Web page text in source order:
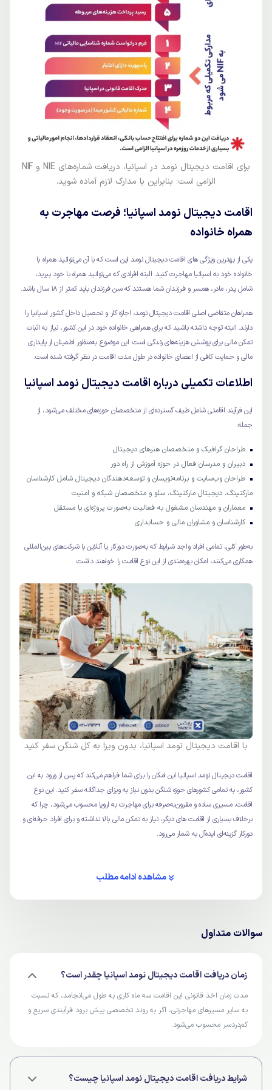
برای اقامت دیجیتال نومد در اسپانیا، دریافت شماره‌های NIE و NIF
الزامی است؛ بنابراین با مدارک لازم آماده شوید.
اقامت دیجیتال نومد اسپانیا؛ فرصت مهاجرت به
همراه خانواده
یکی از بهترین ویژگی های اقامت دیجیتال نومد این است که با آن می‌توانید همراه با
خانواده خود به اسپانیا مهاجرت کنید. البته افرادی که می‌توانید همراه با خود ببرید،
شامل پدر، مادر، همسر و فرزندان شما هستند که سن فرزندان باید کمتر از 18 سال باشد.
همراهان متقاضی اصلی اقامت دیجیتال نومد، اجازه کار و تحصیل داخل کشور اسپانیا را
دارند. البته توجه داشته باشید که برای همراهی خانواده خود در این کشور، نیاز به اثبات
تمکن مالی برای پوشش هزینه‌های زندگی است. این موضوع به‌منظور اطمینان از پایداری
مالی و حمایت کافی از اعضای خانواده در طول مدت اقامت در نظر گرفته شده است.
اطلاعات تکمیلی درباره اقامت دیجیتال نومد اسپانیا
این فرآیند اقامتی شامل طیف گسترده‌ای از متخصصان حوزه‌های مختلف می‌شود، از
جمله:
طراحان گرافیک و متخصصان هنرهای دیجیتال
دبیران و مدرسان فعال در حوزه آموزش از راه دور
طراحان وب‌سایت و برنامه‌نویسان و توسعه‌دهندگان دیجیتال شامل کارشناسان
مارکتینگ، دیجیتال مارکتینگ، سئو و متخصصان شبکه و امنیت
معماران و مهندسان مشغول به فعالیت به‌صورت پروژه‌ای یا مستقل
کارشناسان و مشاوران مالی و حسابداری
به‌طور کلی، تمامی افراد واجد شرایط که به‌صورت دورکار یا آنلاین با شرکت‌های بین‌المللی
همکاری می‌کنند، امکان بهره‌مندی از این نوع اقامت را خواهند داشت.
با اقامت دیجیتال نومد اسپانیا، بدون ویزا به کل شنگن سفر کنید
اقامت دیجیتال نومد اسپانیا این امکان را برای شما فراهم می‌کند که پس از ورود به این
کشور، به تمامی کشورهای حوزه شنگن بدون نیاز به ویزای جداگانه سفر کنید. این نوع
اقامت، مسیری ساده و مقرون‌به‌صرفه برای مهاجرت به اروپا محسوب می‌شود، چرا که
برخلاف بسیاری از اقامت های دیگر، نیاز به تمکن مالی بالا نداشته و برای افراد حرفه‌ای و
دورکار گزینه‌ای ایده‌آل به شمار می‌رود.
مشاهده ادامه مطلب
سوالات متداول
زمان دریافت اقامت دیجیتال نومد اسپانیا چقدر است؟
مدت زمان اخذ قانونی این اقامت سه ماه کاری به طول می‌انجامد، که نسبت
به سایر مسیرهای مهاجرتی، اگر به روند تخصصی پیش برود فرآیندی سریع و
کم‌دردسر محسوب می‌شود.
شرایط دریافت اقامت دیجیتال نومد اسپانیا چیست؟